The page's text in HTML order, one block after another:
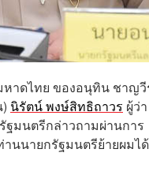
หาดไทย ของอนุทิน ชาญ
นิรัตน์ พงษ์สิทธิถาวร ผู้ว่า
ฐมนตรีกล่าวถามผ่านการ
านนายกรัฐมนตรีย้ายผมไ